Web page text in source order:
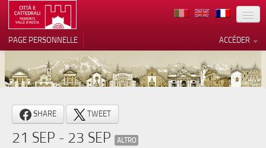
TERRITOIRE
ARCHITECTURE
MUSÉES
ITINÉRAIRES
ACCÉDER
PAGE PERSONNELLE
SHARE TWEET
21 SEP - 23 SEP ALTRO
Notification lors de la collecte
Vos choix en matière de
confidentialité